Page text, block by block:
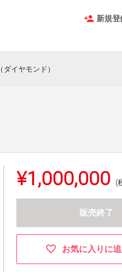
新規登
イヤモンド）
¥1,000,000 (
販売終了
お気に入りに